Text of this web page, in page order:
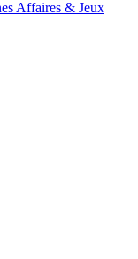
Affaires & Jeux